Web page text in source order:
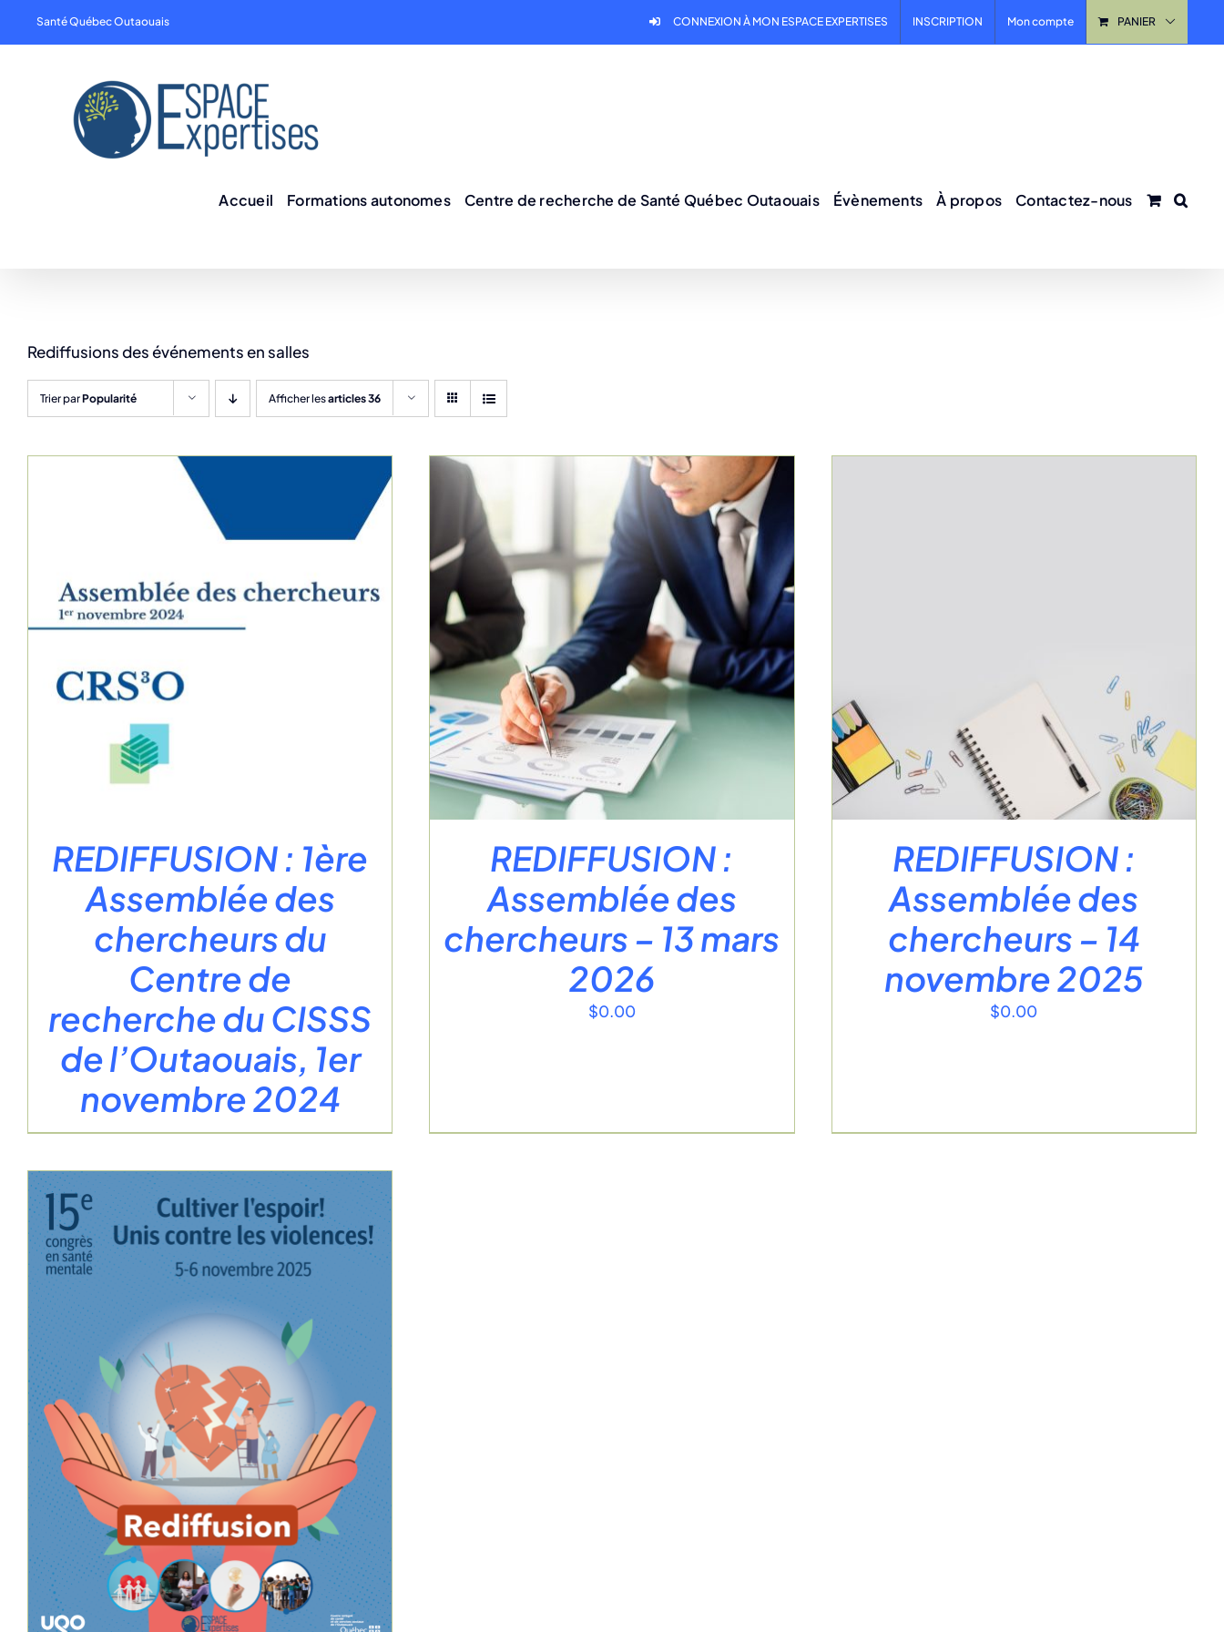
Santé Québec Outaouais CONNEXION À MON ESPACE EXPERTISES INSCRIPTION Mon compte PANIER
Accueil Formations autonomes Centre de recherche de Santé Québec Outaouais Évènements À propos Contactez-nous
Rediffusions des événements en salles
Trier parPopularité Afficher lesarticles 36
REDIFFUSION : 1ère
Assemblée des
chercheurs du
Centre de
recherche du CISSS
de l’Outaouais, 1er
novembre 2024
REDIFFUSION :
Assemblée des
chercheurs – 13 mars
2026
$0.00
AJOUTER AU PANIER / DÉTAILS
REDIFFUSION :
Assemblée des
chercheurs – 14
novembre 2025
$0.00